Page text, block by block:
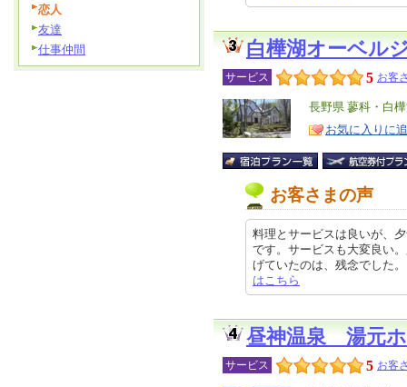
白樺湖オーベル
サービス 5 お客
エ
リ
長野県 蓼科・白
特 お気に入りに
お客さまの声
料理とサービスは良いが、
です。サービスも大変良い
げていたのは、残念でした
はこちら
昼神温泉 湯元
サービス 5 お客
恋人
友達
仕事仲間